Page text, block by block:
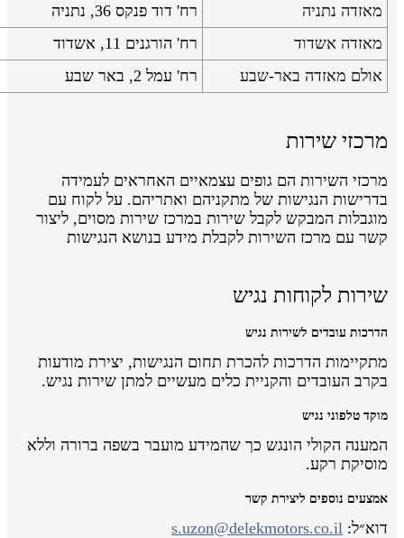
מאזדה נתניה
רח' דוד פנקס 36, נתניה
מאזדה אשדוד
רח' הורגנים 11, אשדוד
אולם מאזדה באר-שבע
רח' עמל 2, באר שבע
מרכזי שירות
מרכזי השירות הם גופים עצמאיים האחראים לעמידה
בדרישות הנגישות של מתקניהם ואתריהם. על לקוח עם
מוגבלות המבקש לקבל שירות במרכז שירות מסוים, ליצור
קשר עם מרכז השירות לקבלת מידע בנושא הנגישות
שירות לקוחות נגיש
הדרכות עובדים לשירות נגיש
מתקיימות הדרכות להכרת תחום הנגישות, יצירת מודעות
בקרב העובדים והקניית כלים מעשיים למתן שירות נגיש.
מוקד טלפוני נגיש
המענה הקולי הונגש כך שהמידע מועבר בשפה ברורה וללא
מוסיקת רקע.
אמצעים נוספים ליצירת קשר
דוא״ל: s.uzon@delekmotors.co.il